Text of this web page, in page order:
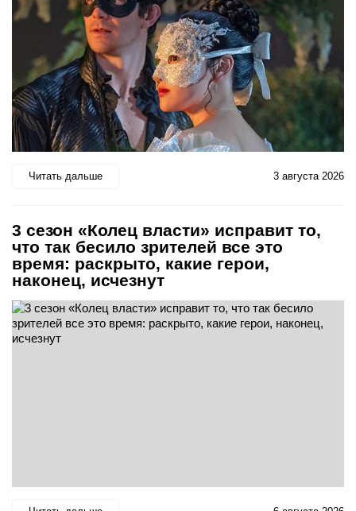
Читать дальше 3 августа 2026
3 сезон «Колец власти» исправит то,
что так бесило зрителей все это
время: раскрыто, какие герои,
наконец, исчезнут